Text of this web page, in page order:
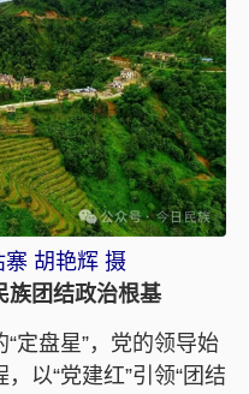
胡艳辉 摄
族团结政治根基
定盘星”，党的领导始
以“党建红”引领“团结